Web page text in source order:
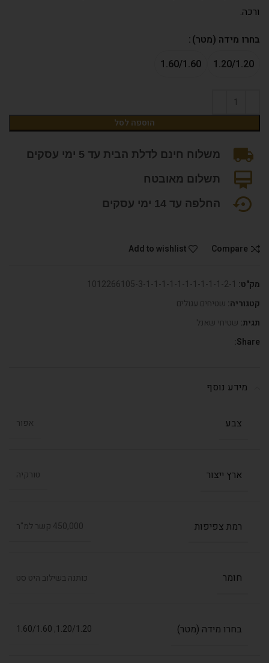
ורכה.
בחרו מידה (מטר)
1.20/1.20
1.60/1.60
הוספה לסל
משלוח חינם לדלת הבית עד 5 ימי עסקים
תשלום מאובטח
החלפה עד 14 ימי עסקים
Compare
Add to wishlist
מק"ט: 1012266105-3-1-1-1-1-1-1-1-1-1-1-2-1
קטגוריה: שטיחים עגולים
תגית: שטיחי שאנל
Share:
מידע נוסף
צבע אפור
ארץ ייצור טורקיה
רמת צפיפות 450,000 קשר למ"ר
חומר כותנה בשילוב היט סט
בחרו מידה (מטר) 1.20/1.20
,
1.60/1.60